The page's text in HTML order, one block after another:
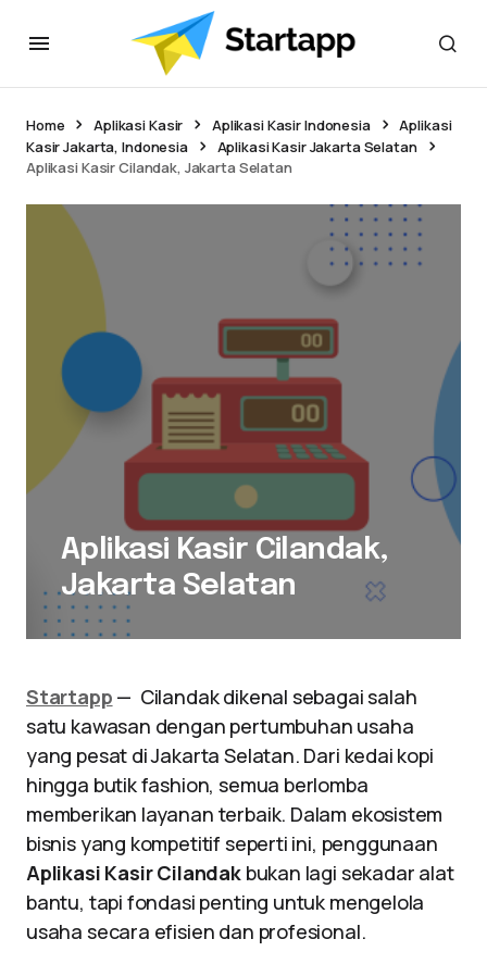
Home Aplikasi Kasir Aplikasi Kasir Indonesia
Aplikasi
Kasir Jakarta, Indonesia
Aplikasi Kasir Jakarta Selatan
Aplikasi Kasir Cilandak, Jakarta Selatan
Aplikasi Kasir Cilandak,
Jakarta Selatan
Startapp — Cilandak dikenal sebagai salah
satu kawasan dengan pertumbuhan usaha
yang pesat di Jakarta Selatan. Dari kedai kopi
hingga butik fashion, semua berlomba
memberikan layanan terbaik. Dalam ekosistem
bisnis yang kompetitif seperti ini, penggunaan
Aplikasi Kasir Cilandakbukan lagi sekadar alat
bantu, tapi fondasi penting untuk mengelola
usaha secara efisien dan profesional.